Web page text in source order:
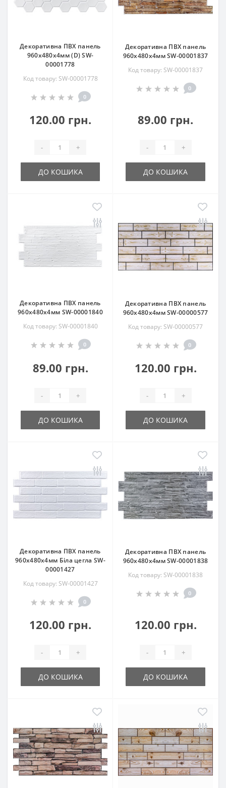
Декоративна ПВХ панель
960х480х4мм (D) SW-
00001778
Код товару: SW-00001778
0
120.00 грн.
- +
ДО КОШИКА
Декоративна ПВХ панель
960х480х4мм SW-00001837
Код товару: SW-00001837
0
89.00 грн.
- +
ДО КОШИКА
Декоративна ПВХ панель
960х480х4мм SW-00001840
Код товару: SW-00001840
0
89.00 грн.
- +
ДО КОШИКА
Декоративна ПВХ панель
960х480х4мм SW-00000577
Код товару: SW-00000577
0
120.00 грн.
- +
ДО КОШИКА
Декоративна ПВХ панель
960х480х4мм Біла цегла SW-
00001427
Код товару: SW-00001427
0
120.00 грн.
- +
ДО КОШИКА
Декоративна ПВХ панель
960х480х4мм SW-00001838
Код товару: SW-00001838
0
120.00 грн.
- +
ДО КОШИКА